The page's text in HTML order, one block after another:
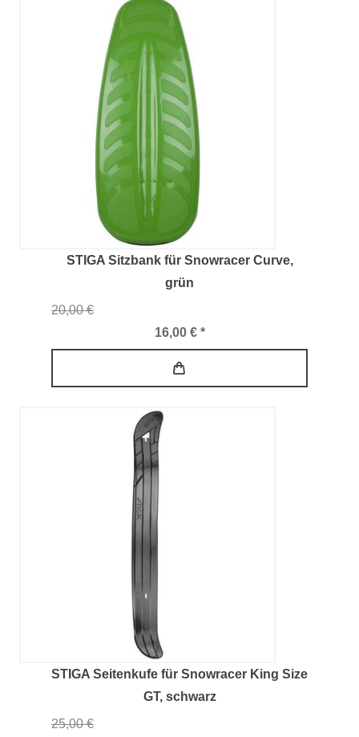
STIGA Sitzbank für Snowracer Curve,
grün
20,00 €
16,00 € *
STIGA Seitenkufe für Snowracer King Size
GT, schwarz
25,00 €